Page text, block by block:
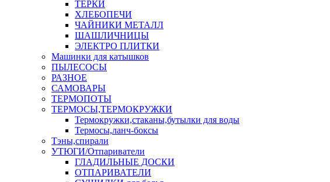
ТЕРКИ
ХЛЕБОПЕЧИ
ЧАЙНИКИ МЕТАЛЛ
ШАШЛИЧНИЦЫ
ЭЛЕКТРО ПЛИТКИ
Машинки для катышков
ПЫЛЕСОСЫ
РАЗНОЕ
САМОВАРЫ
ТЕРМОПОТЫ
ТЕРМОСЫ,ТЕРМОКРУЖКИ
Термокружки,стаканы,бутылки для воды
Термосы,ланч-боксы
Тэны,спирали
УТЮГИ/Отпариватели
ГЛАДИЛЬНЫЕ ДОСКИ
ОТПАРИВАТЕЛИ